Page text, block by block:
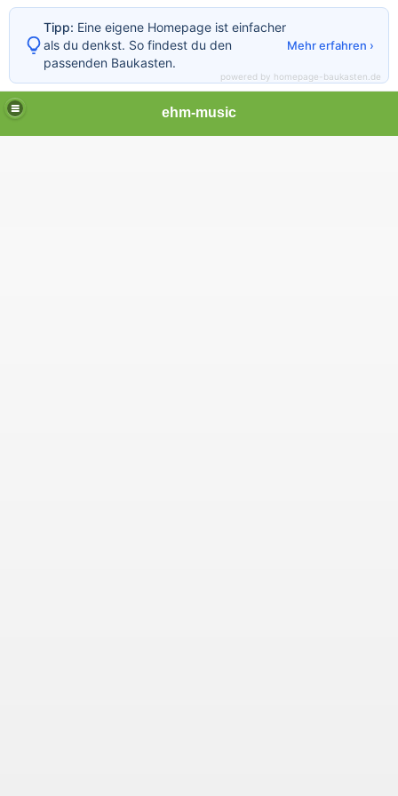
ehm-music
Tipp: Eine eigene Homepage ist einfacher
als du denkst. So findest du den
passenden Baukasten.
Mehr erfahren ›
powered by homepage-baukasten.de